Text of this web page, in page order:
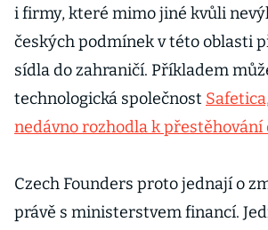
i firmy, které mimo jiné kvůli
českých podmínek v této oblasti
sídla do zahraničí. Příkladem
technologická společnost
nedávno rozhodla k přestěhování
Czech Founders proto jednají o
právě s ministerstvem financí.